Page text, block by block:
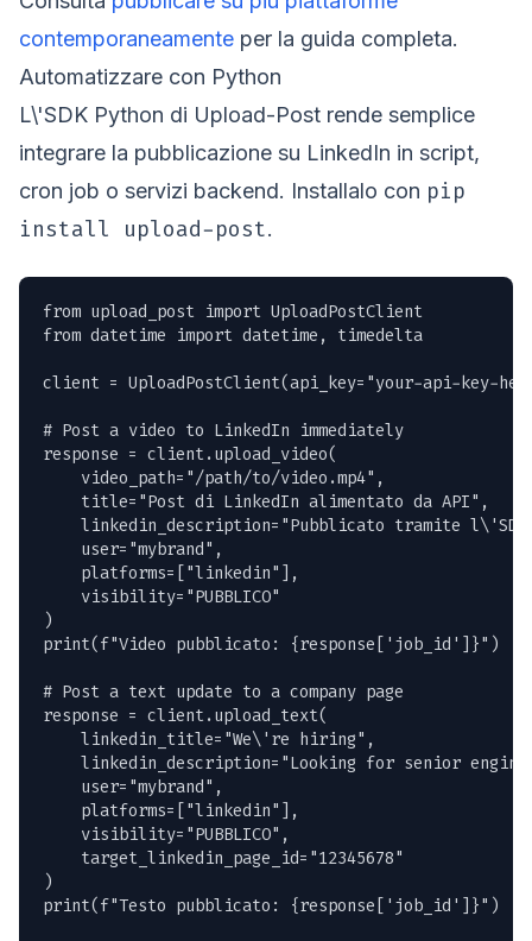
contemporaneamente per la guida completa.
Automatizzare con Python
L\'SDK Python di Upload-Post rende semplice
integrare la pubblicazione su LinkedIn in script,
cron job o servizi backend. Installalo con pip
install upload-post.
from upload_post import UploadPostClient
from datetime import datetime, timedelta
client = UploadPostClient(api_key="your-api-key-
# Post a video to LinkedIn immediately
response = client.upload_video(
    video_path="/path/to/video.mp4",
    title="Post di LinkedIn alimentato da API",
linkedin_description="Pubblicato tramite
    user="mybrand",
    platforms=["linkedin"],
    visibility="PUBBLICO"
)
print(f"Video pubblicato: {response['job_id']}")
# Post a text update to a company page
response = client.upload_text(
    linkedin_title="We\'re hiring",
linkedin_description="Looking for senior
    user="mybrand",
    platforms=["linkedin"],
    visibility="PUBBLICO",
    target_linkedin_page_id="12345678"
)
print(f"Testo pubblicato: {response['job_id']}")